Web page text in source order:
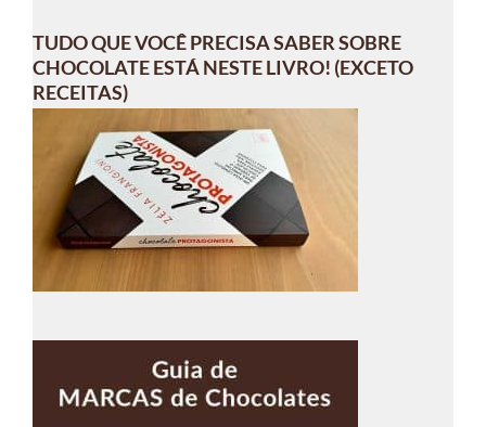
TUDO QUE VOCÊ PRECISA SABER SOBRE
CHOCOLATE ESTÁ NESTE LIVRO! (EXCETO
RECEITAS)